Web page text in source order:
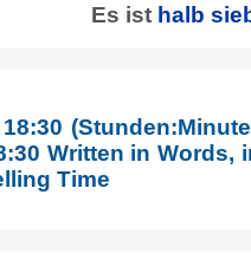
Es ist halb
Written in
Time